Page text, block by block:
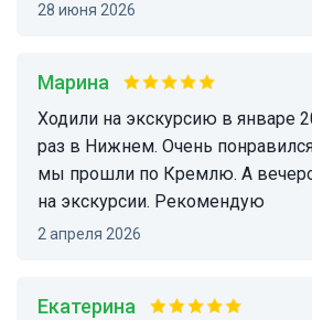
28 июня 2026
Марина
Ходили на экскурсию в январе 2026года. Первый
раз в Нижнем. Очень
мы прошли по Кремлю. А
на экскурсии. Рекомендую
2 апреля 2026
Екатерина